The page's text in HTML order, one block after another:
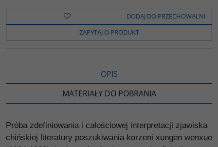
e
o
k
t
t
e
o
y
i
n
k
z
e
l
s
DODAJ DO PRZECHOWALNI
ZAPYTAJ O PRODUKT
OPIS
MATERIAŁY DO POBRANIA
Próba zdefiniowania i całościowej interpretacji zjawiska
chińskiej literatury poszukiwania korzeni xungen wenxue